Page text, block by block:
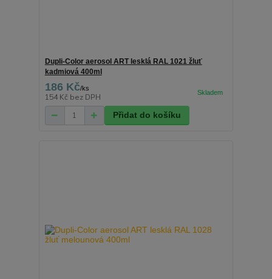
Dupli-Color aerosol ART lesklá RAL 1021 žluť
kadmiová 400ml
186 Kč/ks
154 Kč bez DPH
Přidat do košíku